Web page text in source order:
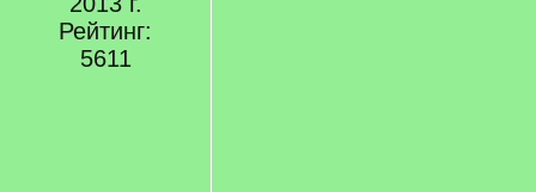
Рейтинг:
5611